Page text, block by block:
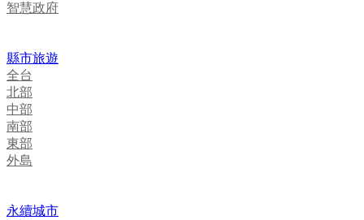
智慧政府
縣市旅遊
全台
北部
中部
南部
東部
外島
永續城市